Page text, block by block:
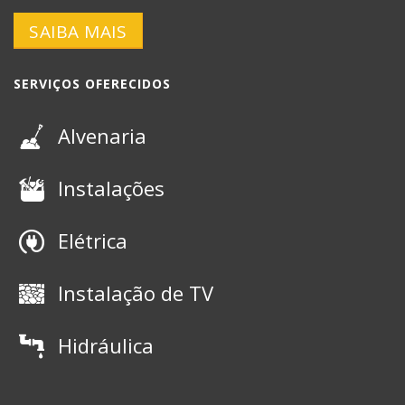
SAIBA MAIS
SERVIÇOS OFERECIDOS
Alvenaria
Instalações
Elétrica
Instalação de TV
Hidráulica